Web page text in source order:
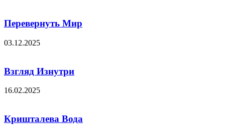
Перевернуть Мир
03.12.2025
Взгляд Изнутри
16.02.2025
Кришталева Вода